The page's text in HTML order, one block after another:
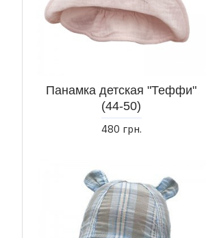
Панамка детская "Теффи"
(44-50)
480 грн.